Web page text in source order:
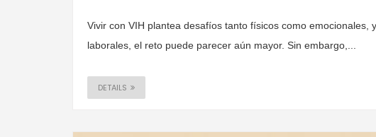
Vivir con VIH plantea desafíos tanto físicos como emocionales,
laborales, el reto puede parecer aún mayor. Sin embargo,...
DETAILS